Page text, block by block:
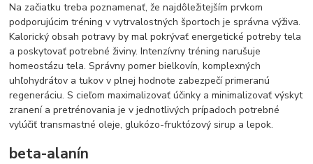
Na začiatku treba poznamenať, že najdôležitejším prvkom
podporujúcim tréning v vytrvalostných športoch je správna výživa.
Kalorický obsah potravy by mal pokrývať energetické potreby tela
a poskytovať potrebné živiny. Intenzívny tréning narušuje
homeostázu tela. Správny pomer bielkovín, komplexných
uhľohydrátov a tukov v plnej hodnote zabezpečí primeranú
regeneráciu. S cieľom maximalizovať účinky a minimalizovať výskyt
zranení a pretrénovania je v jednotlivých prípadoch potrebné
vylúčiť transmastné oleje, glukózo-fruktózový sirup a lepok.
beta-alanín